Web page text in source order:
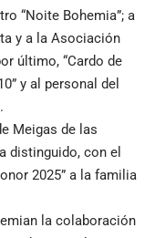
“Noite Bohemia”; a
y a la Asociación
último, “Cardo de
y al personal del
Meigas de las
distinguido, con el
2025” a la familia
la colaboración